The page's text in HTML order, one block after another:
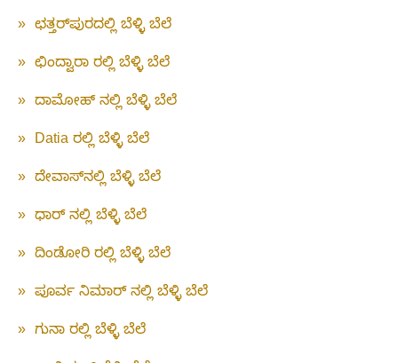
» ಛತ್ತರ್‌ಪುರದಲ್ಲಿ ಬೆಳ್ಳಿ ಬೆಲೆ
» ಛಿಂದ್ವಾರಾ ರಲ್ಲಿ ಬೆಳ್ಳಿ ಬೆಲೆ
» ದಾಮೋಹ್ ನಲ್ಲಿ ಬೆಳ್ಳಿ ಬೆಲೆ
» Datia ರಲ್ಲಿ ಬೆಳ್ಳಿ ಬೆಲೆ
» ದೇವಾಸ್‌ನಲ್ಲಿ ಬೆಳ್ಳಿ ಬೆಲೆ
» ಧಾರ್ ನಲ್ಲಿ ಬೆಳ್ಳಿ ಬೆಲೆ
» ದಿಂಡೋರಿ ರಲ್ಲಿ ಬೆಳ್ಳಿ ಬೆಲೆ
» ಪೂರ್ವ ನಿಮಾರ್ ನಲ್ಲಿ ಬೆಳ್ಳಿ ಬೆಲೆ
» ಗುನಾ ರಲ್ಲಿ ಬೆಳ್ಳಿ ಬೆಲೆ